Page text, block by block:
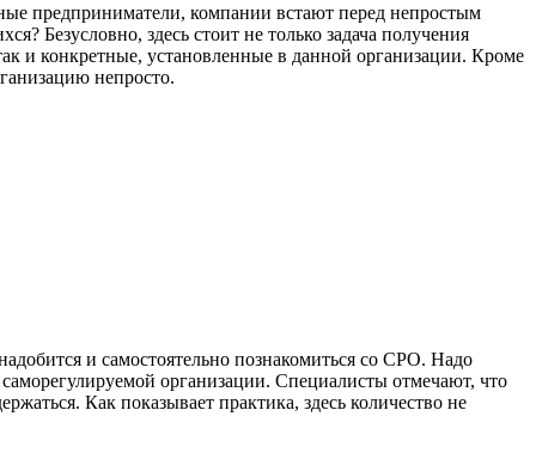
предприниматели, компании встают перед непростым
Безусловно, здесь стоит не только задача получения
и конкретные, установленные в данной организации. Кроме
непросто.
и самостоятельно познакомиться со СРО. Надо
организации. Специалисты отмечают, что
Как показывает практика, здесь количество не